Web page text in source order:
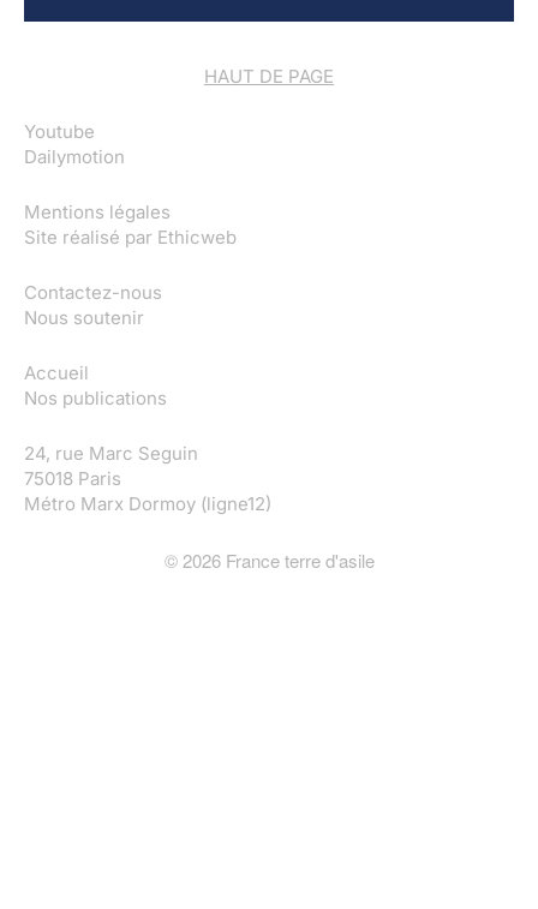
HAUT DE PAGE
Youtube
Dailymotion
Mentions légales
Site réalisé par Ethicweb
Contactez-nous
Nous soutenir
Accueil
Nos publications
24, rue Marc Seguin
75018 Paris
Métro Marx Dormoy (ligne12)
©2026France terre d'asile